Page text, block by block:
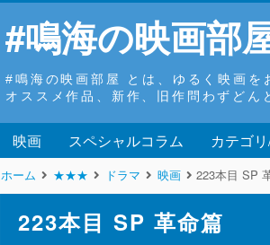
#鳴海の映画部
#鳴海の映画部屋 とは、ゆるく映画を
オススメ作品、新作、旧作問わずどん
映画 スペシャルコラム カテゴ
ホーム ★★★ ドラマ 映画 223本目 SP
223本目 SP 革命篇